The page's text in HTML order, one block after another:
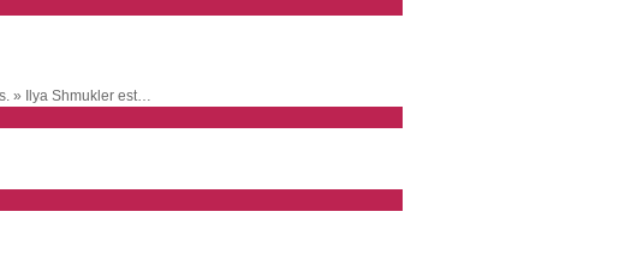
» Ilya Shmukler est…